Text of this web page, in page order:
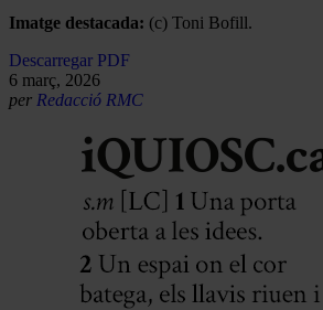
Imatge destacada: (c) Toni Bofill.
Descarregar PDF
6 març, 2026
per Redacció RMC